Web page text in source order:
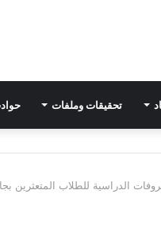
تحقيقات وملفات
الدراسية للطلاب المتعثرين